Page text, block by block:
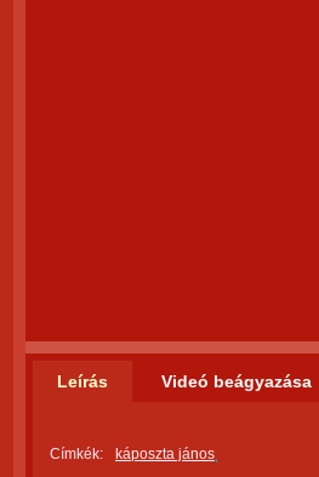
Leírás Videó beágyazása
Címkék:
káposzta jános